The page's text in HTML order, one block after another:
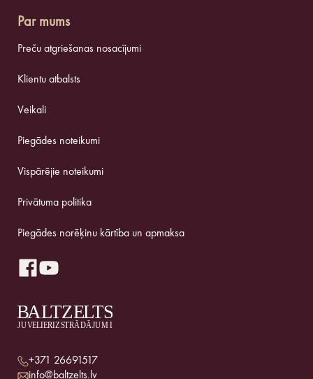
Par mums
Preču atgriešanas nosacījumi
Klientu atbalsts
Veikali
Piegādes noteikumi
Vispārējie noteikumi
Privātuma politika
Piegādes norēķinu kārtība un apmaksa
+371 26691517
info@baltzelts.lv